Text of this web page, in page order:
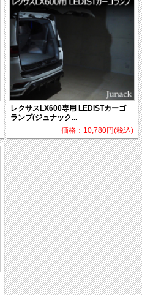
レクサスLX600専用 LEDISTカーゴ
ランプ(ジュナック...
価格：10,780円(税込)